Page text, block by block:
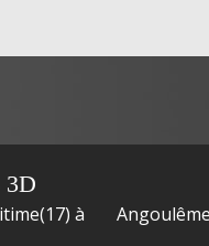
Fleurs
3D
à Angoulême